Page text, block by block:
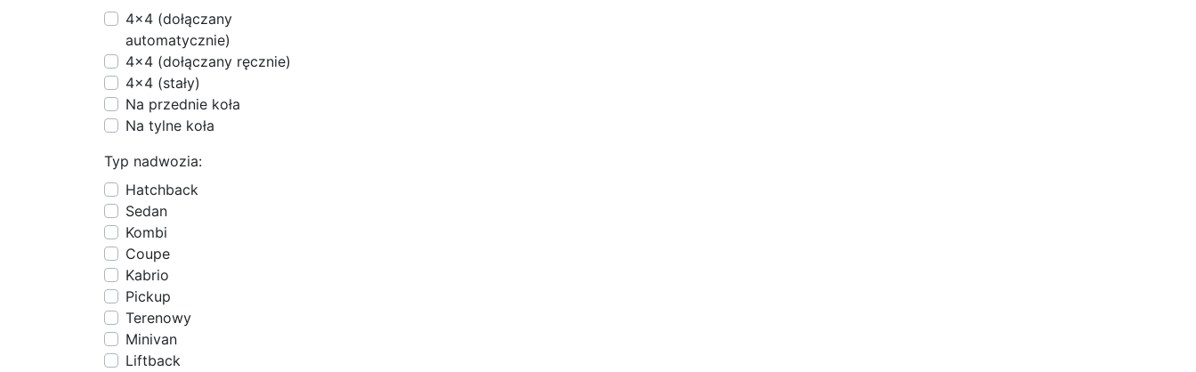
4x4 (dołączany
automatycznie)
4x4 (dołączany ręcznie)
4x4 (stały)
Na przednie koła
Na tylne koła
Typ nadwozia:
Hatchback
Sedan
Kombi
Coupe
Kabrio
Pickup
Terenowy
Minivan
Liftback